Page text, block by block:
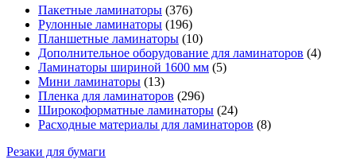
Пакетные ламинаторы (376)
Рулонные ламинаторы (196)
Планшетные ламинаторы (10)
Дополнительное оборудование для ламинаторов (4)
Ламинаторы шириной 1600 мм (5)
Мини ламинаторы (13)
Пленка для ламинаторов (296)
Широкоформатные ламинаторы (24)
Расходные материалы для ламинаторов (8)
Резаки для бумаги